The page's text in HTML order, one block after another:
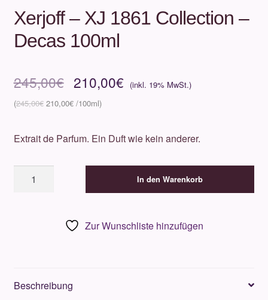
Xerjoff – XJ 1861 Collection –
Decas 100ml
245,00€ Ursprünglicher
Preis
245,00€
210,00€
Aktueller
210,00€.
245,00€ 210,00€
Extrait de Parfum. Ein Duft wie kein anderer.
Menge
In den Warenkorb
Zur Wunschliste hinzufügen
Beschreibung